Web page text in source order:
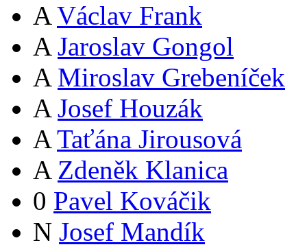
A Václav Frank
A Jaroslav Gongol
A Miroslav Grebeníček
A Josef Houzák
A Taťána Jirousová
A Zdeněk Klanica
0 Pavel Kováčik
N Josef Mandík